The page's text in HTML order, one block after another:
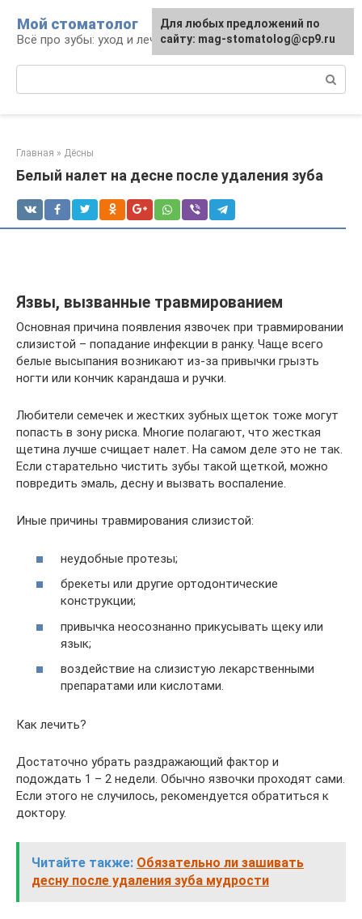
контенту
Мой стоматолог
Всё про зубы: уход и лечение
Главная » Дёсны
Белый налет на десне после удаления зуба
Язвы, вызванные травмированием
Основная причина появления язвочек при травмировании
слизистой – попадание инфекции в ранку. Чаще всего
белые высыпания возникают из-за привычки грызть
ногти или кончик карандаша и ручки.
Любители семечек и жестких зубных щеток тоже могут
попасть в зону риска. Многие полагают, что жесткая
щетина лучше счищает налет. На самом деле это не так.
Если старательно чистить зубы такой щеткой, можно
повредить эмаль, десну и вызвать воспаление.
Иные причины травмирования слизистой:
неудобные протезы;
брекеты или другие ортодонтические
конструкции;
привычка неосознанно прикусывать щеку или
язык;
воздействие на слизистую лекарственными
препаратами или кислотами.
Как лечить?
Достаточно убрать раздражающий фактор и
подождать 1 – 2 недели. Обычно язвочки проходят сами.
Если этого не случилось, рекомендуется обратиться к
доктору.
Читайте также: Обязательно ли зашивать
десну после удаления зуба мудрости
Для любых предложений по
сайту: mag-stomatolog@cp9.ru